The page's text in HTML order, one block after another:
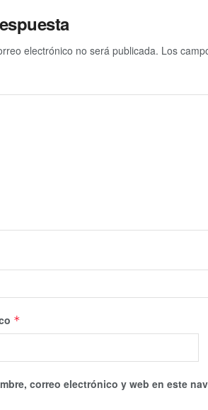
electrónico no será publicada. Los
*
correo electrónico y web en este